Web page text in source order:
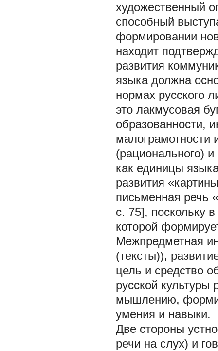
художественный
способный
формировании
находит
развития
языка должна
нормах русского
это лакмусовая
образованности,
малограмотности
(рационального)
как единицы
развития
письменная речь
с. 75], поскольку
которой
Межпредметная
(тексты)),
цель и средство
русской культуры
мышлению,
умения и навыки.
Две стороны
речи на слух) и